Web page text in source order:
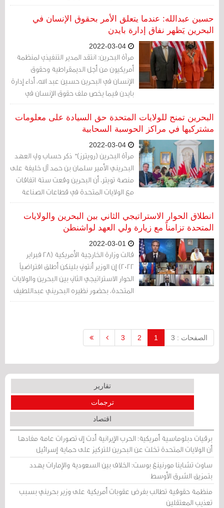
المحدثة للبحرين وعتاد ومعدات مرتبطة بها
بتكلفة تقديرية تبلغ 176 مليون دولار.
حسين عبدالله: عندما يتعلق الأمر بحقوق الإنسان في
البحرين يَظهر نفاق إدارة بايدن
مرآة البحرين: انتقد المدير التنفيذي لمنظمة
أمريكيون من أجل الديمقراطية وحقوق
الإنسان في البحرين حسين عبد الله، أداء إدارة
بايدن فيما يخص ملف حقوق الإنسان في
البحرين وقال إن أدائها يظهر "النفاق".
البحرين تمنح للولايات المتحدة حق السيادة على معلومات
مشتركيها في مراكز الحوسبة السحابية
مرآة البحرين (رويترز)" ذكر حساب ولي العهد
البحريني الأمير سلمان بن حمد آل خليفة على
منصة تويتر، أن البحرين وقعت ستة اتفاقات
مع الولايات المتحدة في قطاعات الصناعة
والخدمات اللوجستية وعلوم الفضاء
وتكنولوجيا المعلومات.
انطلاق الحوار الاستراتيجي الثاني بين البحرين والولايات
المتحدة تزامناً مع زيارة ولي العهد لواشنطن
قالت وزارة الخارجية الأمريكية (28 فبراير
2022) إن الوزير أنتوني بلينكن أطلق افتراضياً
الحوار الاستراتيجي الثاني بين البحرين والولايات
المتحدة، بحضور نظيره البحريني عبداللطيف
الزياني.
الصفحات : 3 1
2
3
تقارير
ترجمات
اقتصاد
برقيات دبلوماسية أمريكية: الحرب الإيرانية أدت إلى تصورات عامة مفادها
أن الولايات المتحدة تخلت عن البحرين للتركيز على حماية إسرائيل
ساوث تشاينا مورنينغ بوست: الخلاف بين السعودية والإمارات يهدد
بتمزيق الشرق الأوسط
منظمة حقوقية تطالب بفرض عقوبات أمريكية على وزير بحريني بسبب
تعذيب المعتقلين